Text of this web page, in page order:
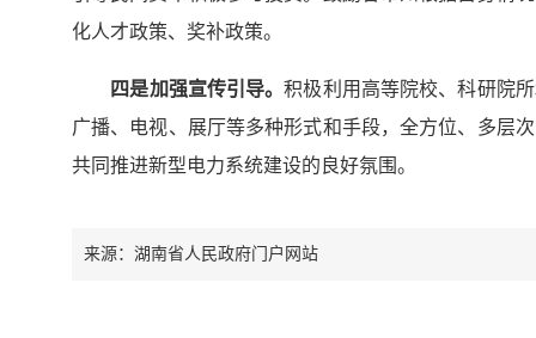
化人才政策、奖补政策。
四是加强宣传引导。积极利用高等院校、科研院
广播、电视、展厅等多种形式和手段，全方位、多层
共同推进新型电力系统建设的良好氛围。
来源：湖南省人民政府门户网站